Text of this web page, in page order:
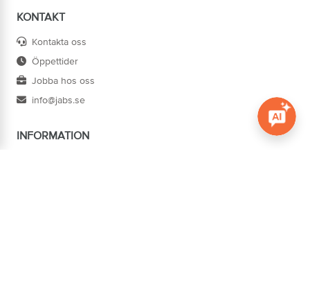
KONTAKT
Kontakta oss
Öppettider
Jobba hos oss
info@jabs.se
INFORMATION